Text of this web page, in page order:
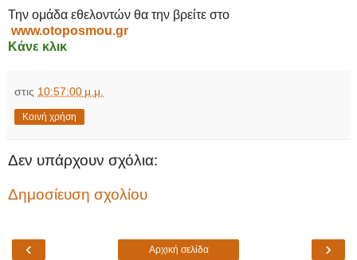
Την ομάδα εθελοντών θα την βρείτε στο
www.otoposmou.gr
Κάνε κλικ
στις 10:57:00 μ.μ.
Κοινή χρήση
Δεν υπάρχουν σχόλια:
Δημοσίευση σχολίου
‹ ›
Αρχική σελίδα